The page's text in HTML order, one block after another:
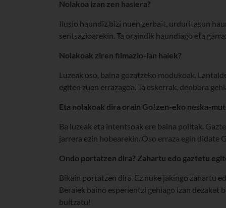
Nolakoa izan zen hasiera?
Ilusio haundiz bizi nuen zerbait, urduritasun
sentsazioarekin. Ta oraindik haundiago eta
Nolakoak ziren filmazio-lan haiek?
Luzeak oso, baina gozatzeko modukoak.
egiten zuen errazagoa. Ta eskerrak, denbora
Eta nolakoak dira orain Go!zen-eko neska-
Ba luzeak eta intentsoak ere baina politak.
jarrera ezin hobearekin. Oso erraza egin didate
Ondo portatzen dira? Zahartu edo gaztetu
Bikain portatzen dira. Ez nuke jakingo zahartu
Beraiek baino esperientzi gehiago izan dezaket
bultzatu!